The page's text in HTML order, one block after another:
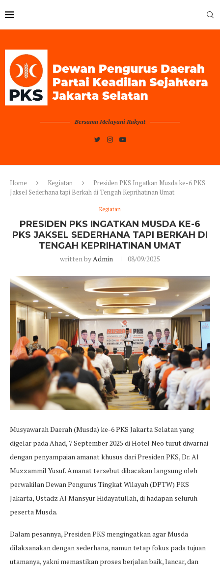
Bersama Melayani Rakyat
Home Kegiatan
Presiden PKS Ingatkan Musda ke-6 PKS
Jaksel Sederhana tapi Berkah di Tengah Keprihatinan Umat
Kegiatan
PRESIDEN PKS INGATKAN MUSDA KE-6
PKS JAKSEL SEDERHANA TAPI BERKAH DI
TENGAH KEPRIHATINAN UMAT
written byAdmin 08/09/2025
Musyawarah Daerah (Musda) ke-6 PKS Jakarta Selatan yang
digelar pada Ahad, 7 September 2025 di Hotel Neo turut diwarnai
dengan penyampaian amanat khusus dari Presiden PKS, Dr. Al
Muzzammil Yusuf. Amanat tersebut dibacakan langsung oleh
perwakilan Dewan Pengurus Tingkat Wilayah (DPTW) PKS
Jakarta, Ustadz Al Mansyur Hidayatullah, di hadapan seluruh
peserta Musda.
Dalam pesannya, Presiden PKS mengingatkan agar Musda
dilaksanakan dengan sederhana, namun tetap fokus pada tujuan
utamanya, yakni memastikan proses berjalan baik, lancar, dan